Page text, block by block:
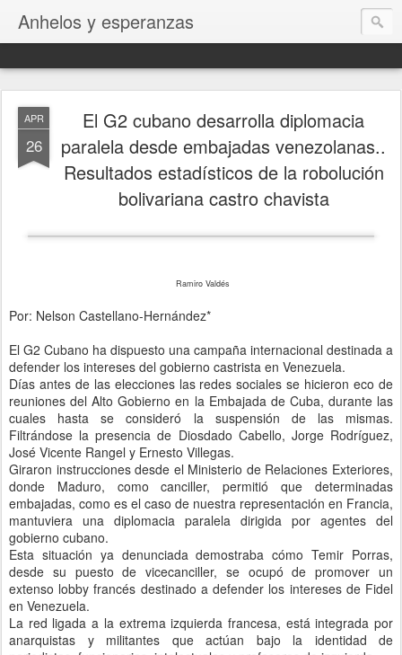
Anhelos y esperanzas
APR
26
El G2 cubano desarrolla diplomacia
paralela desde embajadas venezolanas..
Resultados estadísticos de la robolución
bolivariana castro chavista
Ramiro Valdés
Por: Nelson Castellano-Hernández*
El G2 Cubano ha dispuesto una campaña internacional destinada a
defender los intereses del gobierno castrista en Venezuela.
Días antes de las elecciones las redes sociales se hicieron eco de
reuniones del Alto Gobierno en la Embajada de Cuba, durante las
cuales hasta se consideró la suspensión de las mismas.
Filtrándose la presencia de Diosdado Cabello, Jorge Rodríguez,
José Vicente Rangel y Ernesto Villegas.
Giraron instrucciones desde el Ministerio de Relaciones Exteriores,
donde Maduro, como canciller, permitió que determinadas
embajadas, como es el caso de nuestra representación en Francia,
mantuviera una diplomacia paralela dirigida por agentes del
gobierno cubano.
Esta situación ya denunciada demostraba cómo Temir Porras,
desde su puesto de vicecanciller, se ocupó de promover un
extenso lobby francés destinado a defender los intereses de Fidel
en Venezuela.
La red ligada a la extrema izquierda francesa, está integrada por
anarquistas y militantes que actúan bajo la identidad de